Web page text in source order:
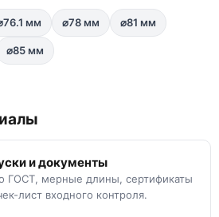
мм ⌀78 мм ⌀81 мм
⌀85 мм
и документы
ГОСТ, мерные длины, сертификаты
лист входного контроля.